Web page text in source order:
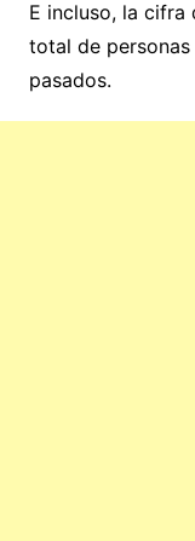
E incluso, la cifra
total de
pasados.